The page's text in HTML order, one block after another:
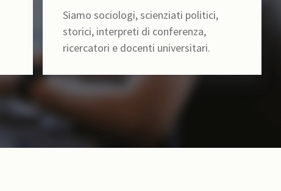
Siamo sociologi, scienziati politici,
storici, interpreti di conferenza,
ricercatori e docenti universitari.